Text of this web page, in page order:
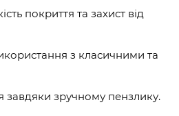
покриття та захист від
з класичними та
завдяки зручному пензлику.